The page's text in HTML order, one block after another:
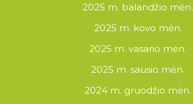
2025 m. balandžio mėn.
2025 m. kovo mėn.
2025 m. vasario mėn.
2025 m. sausio mėn.
2024 m. gruodžio mėn.